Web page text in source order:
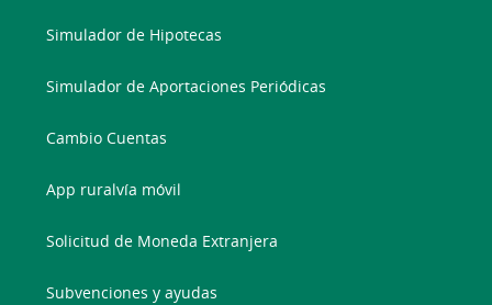
Simulador de Hipotecas
Simulador de Aportaciones Periódicas
Cambio Cuentas
App ruralvía móvil
Solicitud de Moneda Extranjera
Subvenciones y ayudas